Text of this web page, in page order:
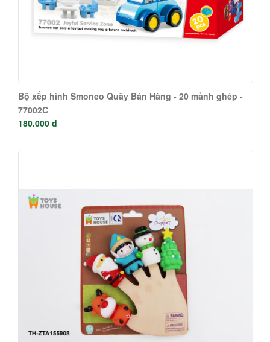
Bộ xếp hình Smoneo Quầy Bán Hàng - 20 mảnh ghép -
77002C
180.000 đ